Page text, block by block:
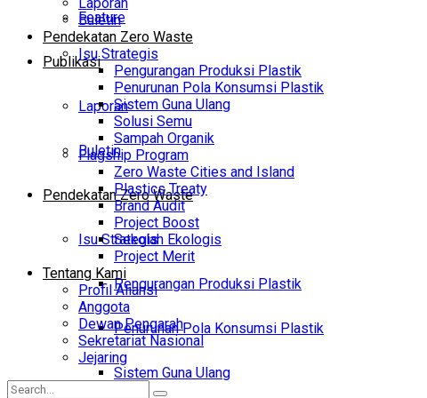
Feature
Publikasi
Laporan
Buletin
Pendekatan Zero Waste
Isu Strategis
Pengurangan Produksi Plastik
Penurunan Pola Konsumsi Plastik
Sistem Guna Ulang
Buletin
Pendekatan Zero Waste
Isu Strategis
Pengurangan Produksi Plastik
Penurunan Pola Konsumsi Plastik
Sistem Guna Ulang
Solusi Semu
Sampah Organik
Flagship Program
Zero Waste Cities and Island
Plastics Treaty
Brand Audit
Project Boost
Sekolah Ekologis
Project Merit
Tentang Kami
Profil Aliansi
Anggota
Dewan Pengarah
Sekretariat Nasional
Jejaring